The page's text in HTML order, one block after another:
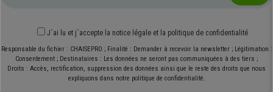
J´ai lu et j´accepte la notice légale et la politique de confidentialité
Responsable du fichier : CHAISEPRO ; Finalité : Demander à recevoir la newsletter ; Légitimation :
Consentement ; Destinataires : Les données ne seront pas communiquées à des tiers ;
Droits : Accès, rectification, suppression des données ainsi que le reste des droits que nous
expliquons dans notre politique de confidentialité.